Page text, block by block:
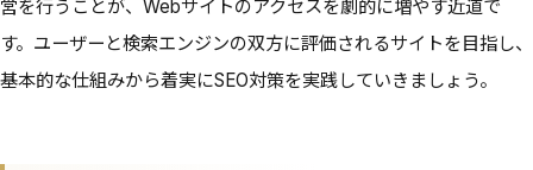
営を行うことが、Webサイトのアクセスを劇的に増やす近道で
す。ユーザーと検索エンジンの双方に評価されるサイトを目指し、
基本的な仕組みから着実にSEO対策を実践していきましょう。